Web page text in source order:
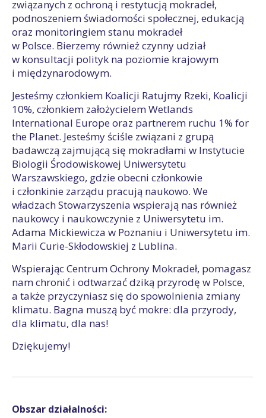
związanych z ochroną i restytucją mokradeł,
podnoszeniem świadomości społecznej, edukacją
oraz monitoringiem stanu mokradeł
w Polsce. Bierzemy również czynny udział
w konsultacji polityk na poziomie krajowym
i międzynarodowym.
Jesteśmy członkiem Koalicji Ratujmy Rzeki, Koalicji
10%, członkiem założycielem Wetlands
International Europe oraz partnerem ruchu 1% for
the Planet. Jesteśmy ściśle związani z grupą
badawczą zajmującą się mokradłami w Instytucie
Biologii Środowiskowej Uniwersytetu
Warszawskiego, gdzie obecni członkowie
i członkinie zarządu pracują naukowo. We
władzach Stowarzyszenia wspierają nas również
naukowcy i naukowczynie z Uniwersytetu im.
Adama Mickiewicza w Poznaniu i Uniwersytetu im.
Marii Curie-Skłodowskiej z Lublina.
Wspierając Centrum Ochrony Mokradeł, pomagasz
nam chronić i odtwarzać dziką przyrodę w Polsce,
a także przyczyniasz się do spowolnienia zmiany
klimatu. Bagna muszą być mokre: dla przyrody,
dla klimatu, dla nas!
Dziękujemy!
Obszar działalności: